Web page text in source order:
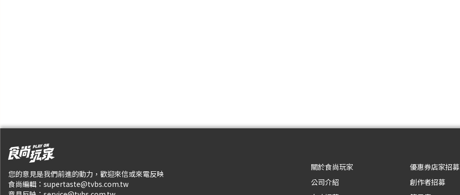
您的意見是我們前進的動力，歡迎來信或來電反映
食尚編輯： supertaste@tvbs.com.tw
關於食尚玩家
公司介紹
優惠券店家招募
創作者招募